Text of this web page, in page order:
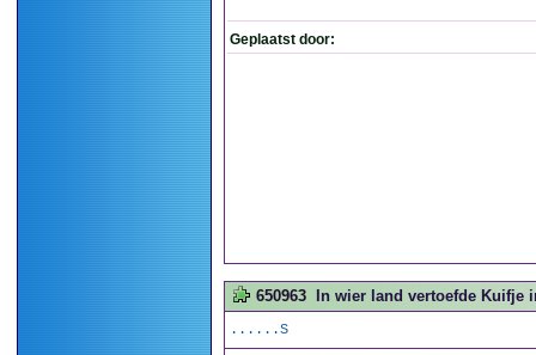
Geplaatst door:
650963 In wier land vertoefde Kuifje
......S